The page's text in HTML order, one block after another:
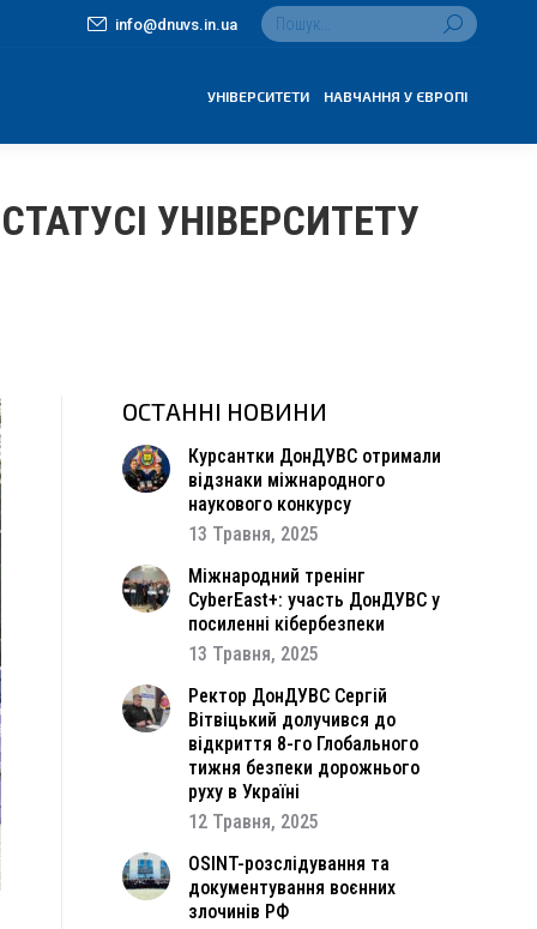
info@dnuvs.in.ua Search:
УНІВЕРСИТЕТИ НАВЧАННЯ У ЄВРОПІ
УНІВЕРСИТЕТУ
ОСТАННІ НОВИНИ
Курсантки ДонДУВС отримали
відзнаки міжнародного
наукового конкурсу
13 Травня, 2025
Міжнародний тренінг
CyberEast+: участь ДонДУВС у
посиленні кібербезпеки
13 Травня, 2025
Ректор ДонДУВС Сергій
Вітвіцький долучився до
відкриття 8-го Глобального
тижня безпеки дорожнього
руху в Україні
12 Травня, 2025
OSINT-розслідування та
документування воєнних
злочинів РФ